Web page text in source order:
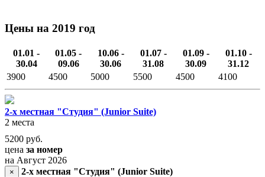
Цены на 2019 год
01.01 -
30.04
01.05 -
09.06
10.06 -
30.06
01.07 -
31.08
01.09 -
30.09
01.10 -
31.12
3900
4500 5000 5500 4500 4100
2-х местная "Студия" (Junior Suite)
2 места
5200 руб.
цена за номер
на Август 2026
×
2-х местная "Студия" (Junior Suite)